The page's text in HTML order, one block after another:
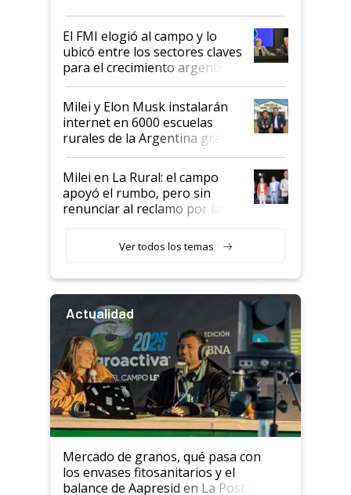
de Milei
El FMI elogió al campo y lo
ubicó entre los sectores claves
para el crecimiento argentino
Milei y Elon Musk instalarán
internet en 6000 escuelas
rurales de la Argentina gracias
a un acuerdo con Starlink
Milei en La Rural: el campo
apoyó el rumbo, pero sin
renunciar al reclamo por las
Ver todos los temas
Actualidad
Mercado de granos, qué pasa con
los envases fitosanitarios y el
balance de Aapresid en La Posta